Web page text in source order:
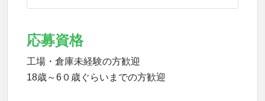
応募資格
工場・倉庫未経験の方歓迎
18歳～6０歳ぐらいまでの方歓迎